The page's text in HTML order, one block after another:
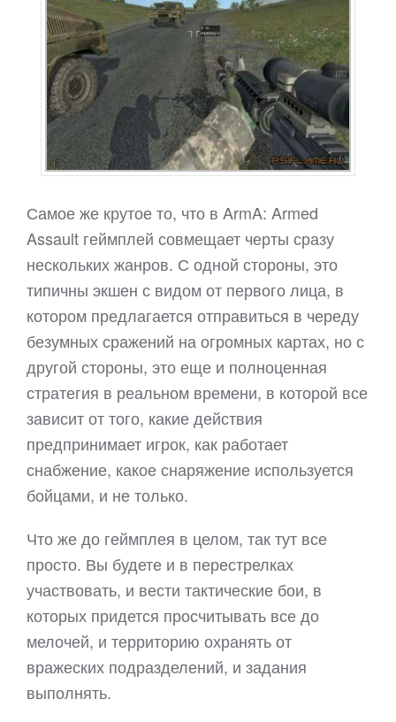
Самое же крутое то, что в ArmA: Armed
Assault геймплей совмещает черты сразу
нескольких жанров. С одной стороны, это
типичны экшен с видом от первого лица, в
котором предлагается отправиться в череду
безумных сражений на огромных картах, но с
другой стороны, это еще и полноценная
стратегия в реальном времени, в которой все
зависит от того, какие действия
предпринимает игрок, как работает
снабжение, какое снаряжение используется
бойцами, и не только.
Что же до геймплея в целом, так тут все
просто. Вы будете и в перестрелках
участвовать, и вести тактические бои, в
которых придется просчитывать все до
мелочей, и территорию охранять от
вражеских подразделений, и задания
выполнять.